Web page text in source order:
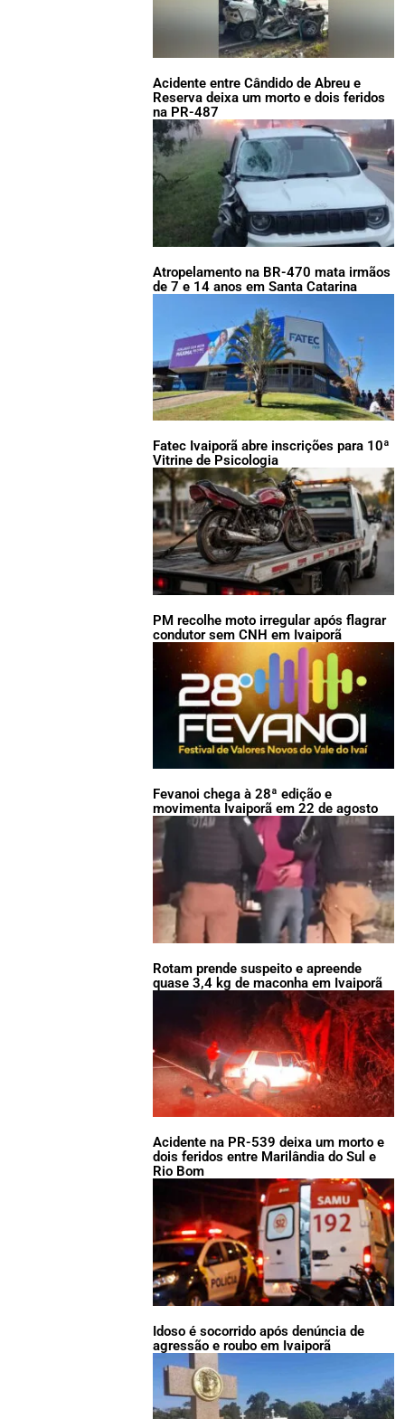
Acidente entre Cândido de Abreu e
Reserva deixa um morto e dois feridos
na PR-487
Atropelamento na BR-470 mata irmãos
de 7 e 14 anos em Santa Catarina
Fatec Ivaiporã abre inscrições para 10ª
Vitrine de Psicologia
PM recolhe moto irregular após flagrar
condutor sem CNH em Ivaiporã
Fevanoi chega à 28ª edição e
movimenta Ivaiporã em 22 de agosto
Rotam prende suspeito e apreende
quase 3,4 kg de maconha em Ivaiporã
Acidente na PR-539 deixa um morto e
dois feridos entre Marilândia do Sul e
Rio Bom
Idoso é socorrido após denúncia de
agressão e roubo em Ivaiporã